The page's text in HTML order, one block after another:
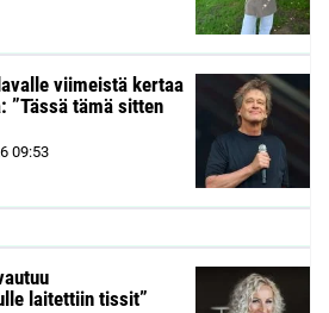
viimeistä kertaa
”Tässä tämä sitten
09:53
laitettiin tissit”